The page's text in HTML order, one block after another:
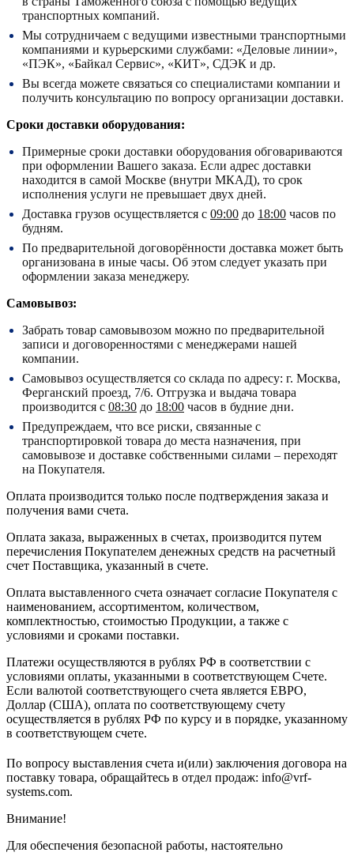
транспортных компаний.
Мы сотрудничаем с ведущими известными транспортными
компаниями и курьерскими службами: «Деловые линии»,
«ПЭК», «Байкал Сервис», «КИТ», СДЭК и др.
Вы всегда можете связаться со специалистами компании и
получить консультацию по вопросу организации доставки.
Сроки доставки оборудования:
Примерные сроки доставки оборудования обговариваются
при оформлении Вашего заказа. Если адрес доставки
находится в самой Москве (внутри МКАД), то срок
исполнения услуги не превышает двух дней.
Доставка грузов осуществляется с 09:00 до 18:00 часов по
будням.
По предварительной договорённости доставка может быть
организована в иные часы. Об этом следует указать при
оформлении заказа менеджеру.
Самовывоз:
Забрать товар самовывозом можно по предварительной
записи и договоренностями с менеджерами нашей
компании.
Самовывоз осуществляется со склада по адресу: г. Москва,
Ферганский проезд, 7/6. Отгрузка и выдача товара
производится с 08:30 до 18:00 часов в будние дни.
Предупреждаем, что все риски, связанные с
транспортировкой товара до места назначения, при
самовывозе и доставке собственными силами – переходят
на Покупателя.
Оплата производится только после подтверждения заказа и
получения вами счета.
Оплата заказа, выраженных в счетах, производится путем
перечисления Покупателем денежных средств на расчетный
счет Поставщика, указанный в счете.
Оплата выставленного счета означает согласие Покупателя с
наименованием, ассортиментом, количеством,
комплектностью, стоимостью Продукции, а также с
условиями и сроками поставки.
Платежи осуществляются в рублях РФ в соответствии с
условиями оплаты, указанными в соответствующем Счете.
Если валютой соответствующего счета является ЕВРО,
Доллар (США), оплата по соответствующему cчету
осуществляется в рублях РФ по курсу и в порядке, указанному
в соответствующем cчете.
По вопросу выставления счета и(или) заключения договора на
поставку товара, обращайтесь в отдел продаж: info@vrf-
systems.com.
Внимание!
Для обеспечения безопасной работы, настоятельно